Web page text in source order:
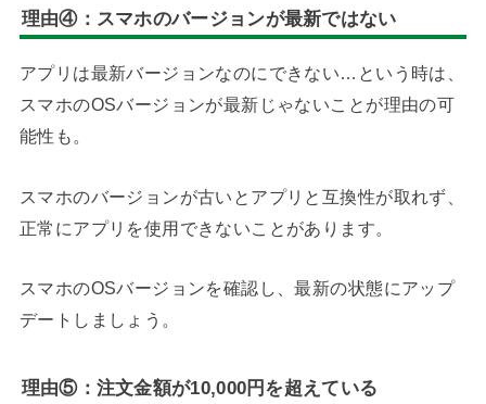
理由④：スマホのバージョンが最新ではない
アプリは最新バージョンなのにできない…という時は、
スマホのOSバージョンが最新じゃないことが理由の可
能性も。
スマホのバージョンが古いとアプリと互換性が取れず、
正常にアプリを使用できないことがあります。
スマホのOSバージョンを確認し、最新の状態にアップ
デートしましょう。
理由⑤：注文金額が10,000円を超えている